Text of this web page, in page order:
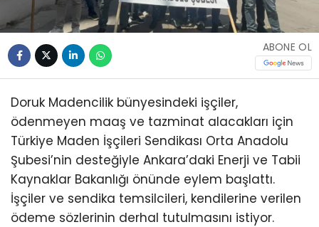
ABONE OL
Doruk Madencilik bünyesindeki işçiler,
ödenmeyen maaş ve tazminat alacakları için
Türkiye Maden İşçileri Sendikası Orta Anadolu
Şubesi’nin desteğiyle Ankara’daki Enerji ve Tabii
Kaynaklar Bakanlığı önünde eylem başlattı.
İşçiler ve sendika temsilcileri, kendilerine verilen
ödeme sözlerinin derhal tutulmasını istiyor.